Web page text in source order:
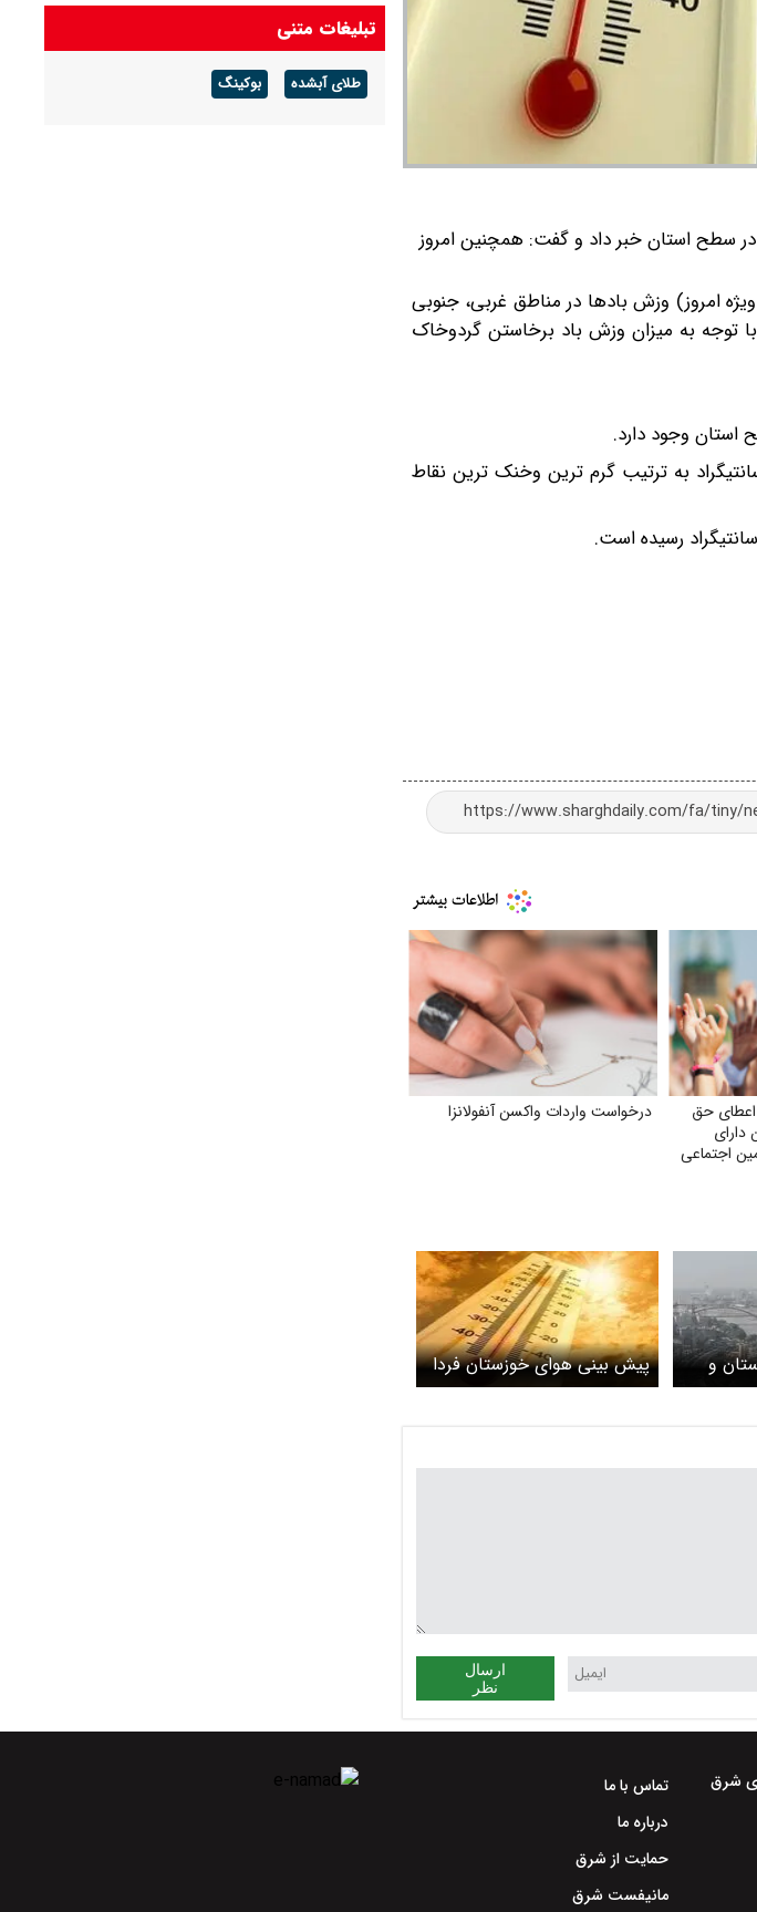
سطح استان خبر داد و گفت: همچنین امروز
امروز) وزش بادها در مناطق غربی، جنوبی
توجه به میزان وزش باد برخاستن گردوخاک
در شبانه روز گذشته شوش با دمای ۴۳.۸ و ایذه با دمای ۱۴.۳ درجه سانتیگراد به ترتیب گرم ترین وخنک ترین نقاط
حق
دارای
اجتماعی
درخواست واردات واکسن آنفولانزا
و
اهواز؛ شنبه ۲۹ شهریور ۱۴۰۴/
پیش بینی هوای خوزستان فردا
24 شهریور1404؛افزایش دما تا
ارسال
نظر
باد و رگبار پراکنده
تبلیغات متنی
طلای آبشده بوکینگ
شرق
تماس با ما
درباره ما
حمایت از شرق
مانیفست شرق